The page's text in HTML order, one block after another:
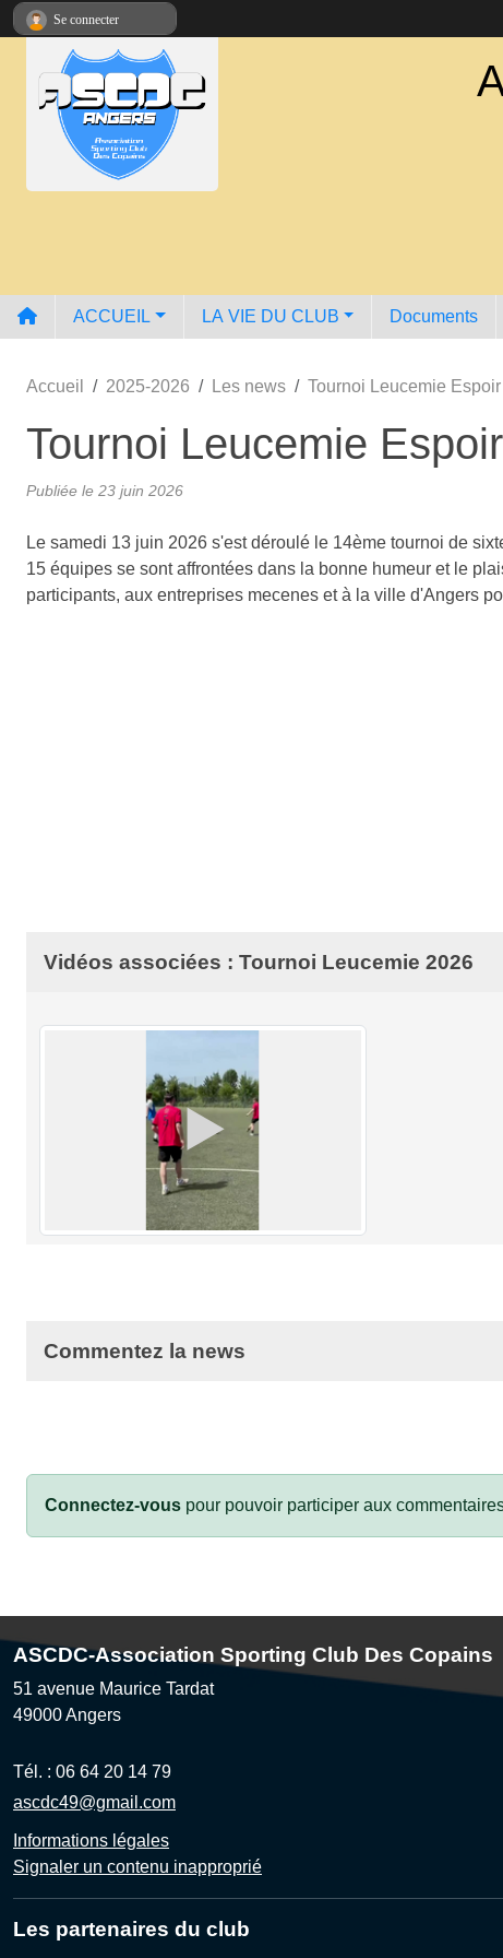
ACCUEIL LA VIE DU CLUB Documents
Accueil 2025-2026 Les news Tournoi Leucemie
Tournoi Leucemie
Publiée le 23 juin 2026
Le samedi 13 juin 2026 s'est déroulé le 14ème tournoi de
15 équipes se sont affrontées dans la bonne humeur et le
participants, aux entreprises mecenes et à la ville d'Angers
Vidéos associées : Tournoi Leucemie 2026
Commentez la news
Connectez-vous pour pouvoir participer aux
ASCDC-Association Sporting Club Des Copains
51 avenue Maurice Tardat
49000Angers
Tél. : 06 64 20 14 79
ascdc49@gmail.com
Informations légales
Signaler un contenu inapproprié
Les partenaires du club
Se connecter
Panneau de gestion des cookies